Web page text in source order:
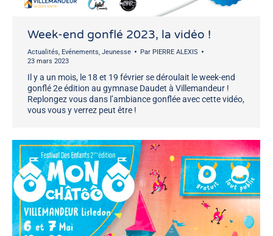
Week-end gonflé 2023, la vidéo !
Actualités, Evénements, Jeunesse Par PIERRE ALEXIS
23 mars 2023
Il y a un mois, le 18 et 19 février se déroulait le week-end
gonflé 2e édition au gymnase Daudet à Villemandeur !
Replongez vous dans l’ambiance gonflée avec cette vidéo,
vous vous y verrez peut être !